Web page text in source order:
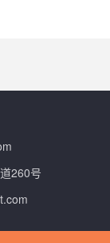
260号